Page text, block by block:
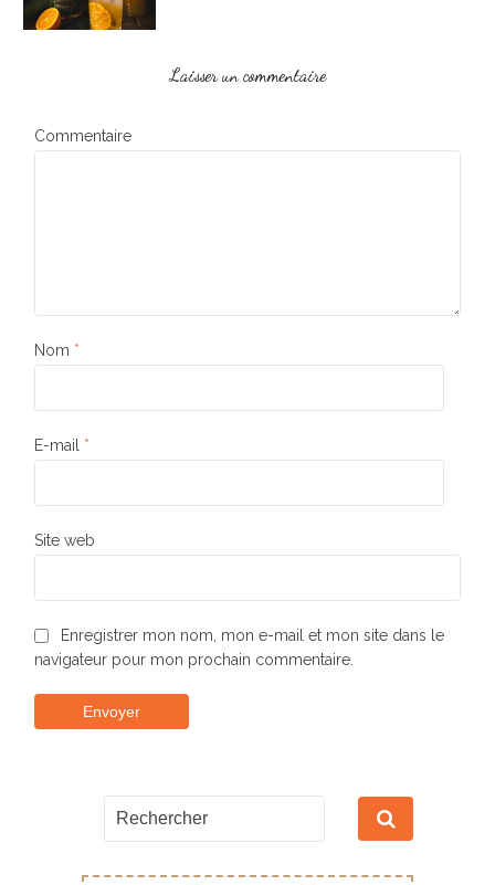
Laisser un commentaire
Commentaire
Nom *
E-mail *
Site web
Enregistrer mon nom, mon e-mail et mon site dans le
navigateur pour mon prochain commentaire.